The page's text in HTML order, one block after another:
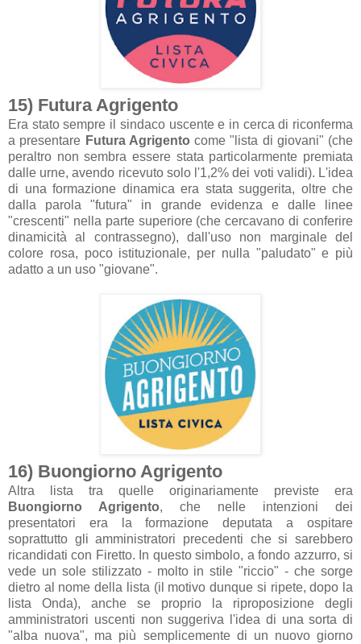
15) Futura Agrigento
Era stato sempre il sindaco uscente e in cerca di riconferma
a presentare Futura Agrigento come "lista di giovani" (che
peraltro non sembra essere stata particolarmente premiata
dalle urne, avendo ricevuto solo l'1,2% dei voti validi). L'idea
di una formazione dinamica era stata suggerita, oltre che
dalla parola "futura" in grande evidenza e dalle linee
"crescenti" nella parte superiore (che cercavano di conferire
dinamicità al contrassegno), dall'uso non marginale del
colore rosa, poco istituzionale, per nulla "paludato" e più
adatto a un uso "giovane".
16) Buongiorno Agrigento
Altra lista tra quelle originariamente previste era
Buongiorno Agrigento, che nelle intenzioni dei
presentatori era la formazione deputata a ospitare
soprattutto gli amministratori precedenti che si sarebbero
ricandidati con Firetto. In questo simbolo, a fondo azzurro, si
vede un sole stilizzato - molto in stile "riccio" - che sorge
dietro al nome della lista (il motivo dunque si ripete, dopo la
lista Onda), anche se proprio la riproposizione degli
amministratori uscenti non suggeriva l'idea di una sorta di
"alba nuova", ma più semplicemente di un nuovo giorno